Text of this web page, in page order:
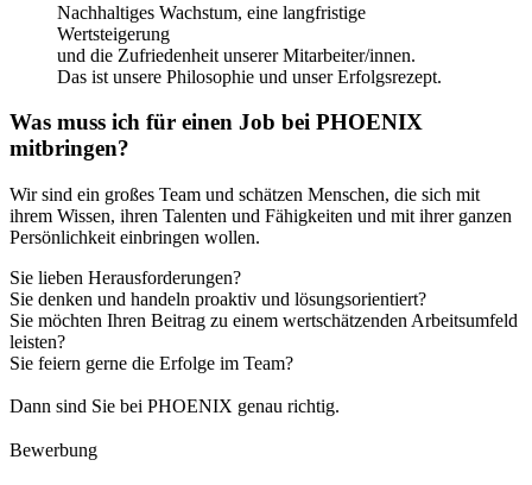
Nachhaltiges Wachstum, eine langfristige
Wertsteigerung
und die Zufriedenheit unserer Mitarbeiter/innen.
Das ist unsere Philosophie und unser Erfolgsrezept.
Was muss ich für einen Job bei PHOENIX
mitbringen?
Wir sind ein großes Team und schätzen Menschen, die sich mit
ihrem Wissen, ihren Talenten und Fähigkeiten und mit ihrer ganzen
Persönlichkeit einbringen wollen.
Sie lieben Herausforderungen?
Sie denken und handeln proaktiv und lösungsorientiert?
Sie möchten Ihren Beitrag zu einem wertschätzenden Arbeitsumfeld
leisten?
Sie feiern gerne die Erfolge im Team?
Dann sind Sie bei PHOENIX genau richtig.
Bewerbung